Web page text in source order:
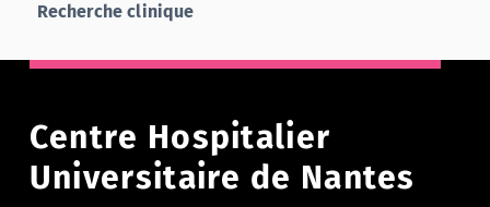
Recherche clinique
Centre Hospitalier
Universitaire de Nantes